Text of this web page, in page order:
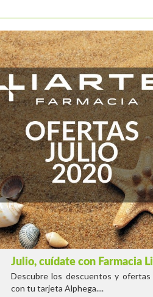
Julio, cuídate con Farmacia
Descubre los descuentos y ofertas
con tu tarjeta Alphega....